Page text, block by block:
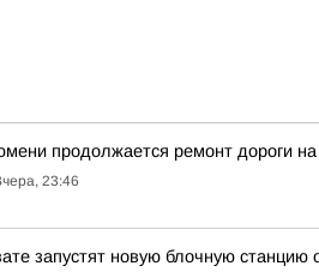
продолжается ремонт дороги
23:46
запустят новую блочную станцию